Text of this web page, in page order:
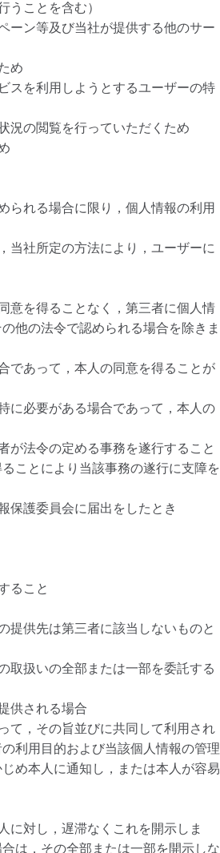
うことを含む）
ーン等及び当社が提供する他のサー
め
スを利用しようとするユーザーの特
況の閲覧を行っていただくため
られる場合に限り，個人情報の利用
当社所定の方法により，ユーザーに
意を得ることなく，第三者に個人情
他の法令で認められる場合を除きま
であって，本人の同意を得ることが
に必要がある場合であって，本人の
法令の定める事務を遂行すること
ことにより当該事務の遂行に支障を
保護委員会に届出をしたとき
ること
提供先は第三者に該当しないものと
取扱いの全部または一部を委託する
供される場合
て，その旨並びに共同して利用され
利用目的および当該個人情報の管理
め本人に通知し，または本人が容易
に対し，遅滞なくこれを開示しま
は，その全部または一部を開示しな